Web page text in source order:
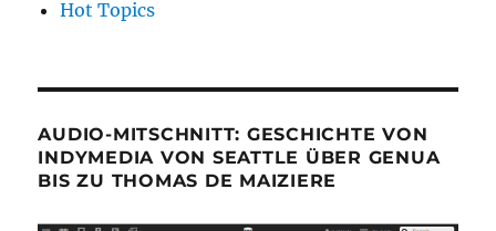
Hot Topics
AUDIO-MITSCHNITT: GESCHICHTE VON
INDYMEDIA VON SEATTLE ÜBER GENUA
BIS ZU THOMAS DE MAIZIERE